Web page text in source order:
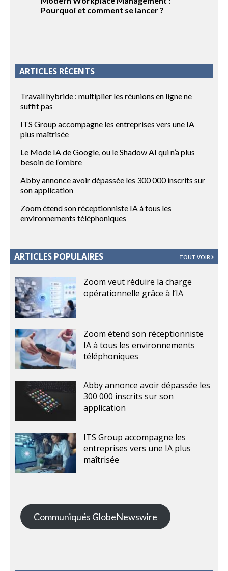
Pourquoi et comment se lancer ?
ARTICLES RÉCENTS
Travail hybride : multiplier les réunions en ligne ne
suffit pas
ITS Group accompagne les entreprises vers une IA
plus maîtrisée
Le Mode IA de Google, ou le Shadow AI qui n’a plus
besoin de l’ombre
Abby annonce avoir dépassée les 300 000 inscrits sur
son application
Zoom étend son réceptionniste IA à tous les
environnements téléphoniques
ARTICLES POPULAIRES TOUT VOIR
Zoom veut réduire la charge
opérationnelle grâce à l’IA
Zoom étend son réceptionniste
IA à tous les environnements
téléphoniques
Abby annonce avoir dépassée les
300 000 inscrits sur son
application
ITS Group accompagne les
entreprises vers une IA plus
maîtrisée
Communiqués GlobeNewswire